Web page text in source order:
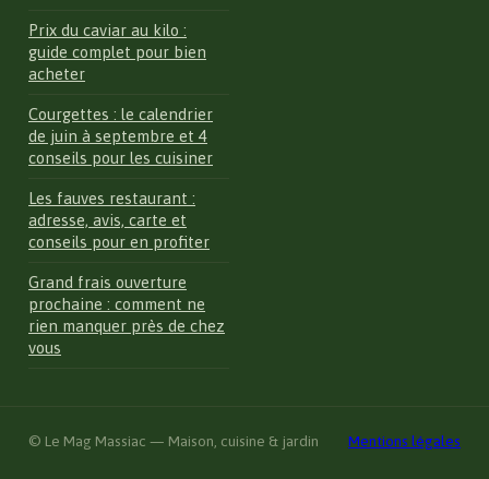
Prix du caviar au kilo :
guide complet pour bien
acheter
Courgettes : le calendrier
de juin à septembre et 4
conseils pour les cuisiner
Les fauves restaurant :
adresse, avis, carte et
conseils pour en profiter
Grand frais ouverture
prochaine : comment ne
rien manquer près de chez
vous
© Le Mag Massiac — Maison, cuisine & jardin Mentions légales